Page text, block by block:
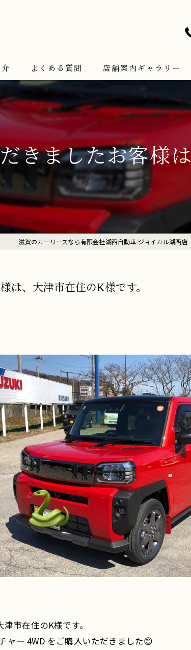
よくある質問 店舗案内ギャラリー
きましたお客様
滋賀のカーリースなら有限会社湖西自動車 ジョイカル湖西店
は、大津市在住のK様です。
市在住のK様です。
ャー 4WD をご購入いただきました😊